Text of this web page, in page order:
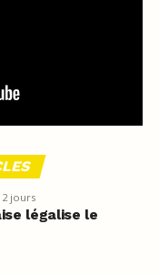
2 jours
légalise le